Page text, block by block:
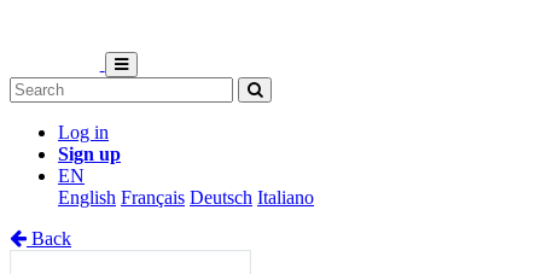
Log in
Sign up
EN
English Français Deutsch Italiano
Back